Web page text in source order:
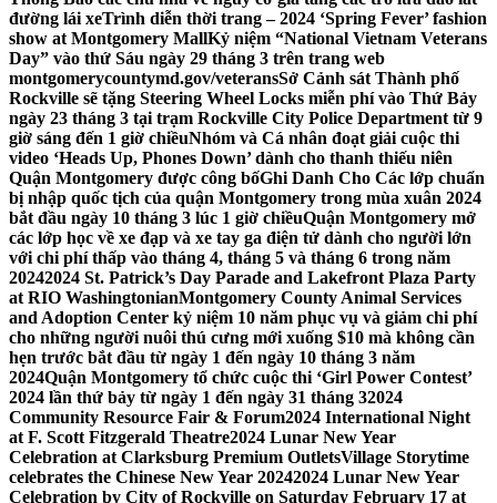
đường lái xeTrình diễn thời trang – 2024 ‘Spring Fever’ fashion
show at Montgomery MallKỷ niệm “National Vietnam Veterans
Day” vào thứ Sáu ngày 29 tháng 3 trên trang web
montgomerycountymd.gov/veteransSở Cảnh sát Thành phố
Rockville sẽ tặng Steering Wheel Locks miễn phí vào Thứ Bảy
ngày 23 tháng 3 tại trạm Rockville City Police Department từ 9
giờ sáng đến 1 giờ chiềuNhóm và Cá nhân đoạt giải cuộc thi
video ‘Heads Up, Phones Down’ dành cho thanh thiếu niên
Quận Montgomery được công bốGhi Danh Cho Các lớp chuẩn
bị nhập quốc tịch của quận Montgomery trong mùa xuân 2024
bắt đầu ngày 10 tháng 3 lúc 1 giờ chiềuQuận Montgomery mở
các lớp học về xe đạp và xe tay ga điện tử dành cho người lớn
với chi phí thấp vào tháng 4, tháng 5 và tháng 6 trong năm
20242024 St. Patrick’s Day Parade and Lakefront Plaza Party
at RIO WashingtonianMontgomery County Animal Services
and Adoption Center kỷ niệm 10 năm phục vụ và giảm chi phí
cho những người nuôi thú cưng mới xuống $10 mà không cần
hẹn trước bắt đầu từ ngày 1 đến ngày 10 tháng 3 năm
2024Quận Montgomery tổ chức cuộc thi ‘Girl Power Contest’
2024 lần thứ bảy từ ngày 1 đến ngày 31 tháng 32024
Community Resource Fair & Forum2024 International Night
at F. Scott Fitzgerald Theatre2024 Lunar New Year
Celebration at Clarksburg Premium OutletsVillage Storytime
celebrates the Chinese New Year 20242024 Lunar New Year
Celebration by City of Rockville on Saturday February 17 at